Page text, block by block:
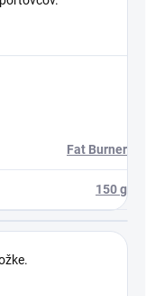
Fat Burner
150 g